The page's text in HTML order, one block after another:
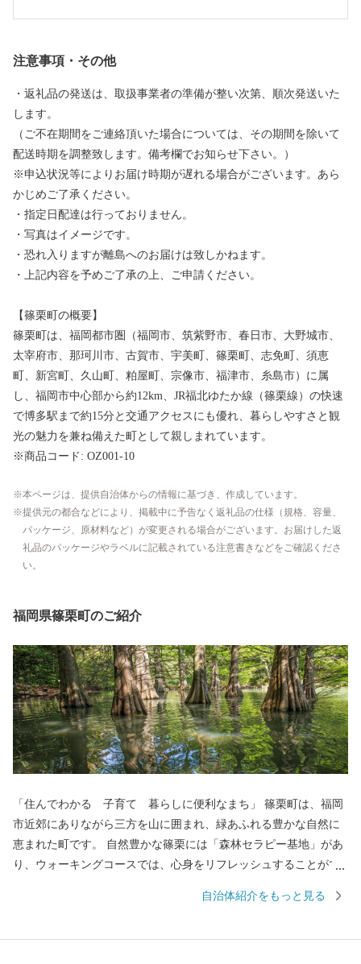
注意事項・その他
・返礼品の発送は、取扱事業者の準備が整い次第、順次発送いた
します。
（ご不在期間をご連絡頂いた場合については、その期間を除いて
配送時期を調整致します。備考欄でお知らせ下さい。）
※申込状況等によりお届け時期が遅れる場合がございます。あら
かじめご了承ください。
・指定日配達は行っておりません。
・写真はイメージです。
・恐れ入りますが離島へのお届けは致しかねます。
・上記内容を予めご了承の上、ご申請ください。
【篠栗町の概要】
篠栗町は、福岡都市圏（福岡市、筑紫野市、春日市、大野城市、
太宰府市、那珂川市、古賀市、宇美町、篠栗町、志免町、須恵
町、新宮町、久山町、粕屋町、宗像市、福津市、糸島市）に属
し、福岡市中心部から約12km、JR福北ゆたか線（篠栗線）の快速
で博多駅まで約15分と交通アクセスにも優れ、暮らしやすさと観
光の魅力を兼ね備えた町として親しまれています。
※商品コード: OZ001-10
本ページは、提供自治体からの情報に基づき、作成しています。
提供元の都合などにより、掲載中に予告なく返礼品の仕様（規格、容量、
パッケージ、原材料など）が変更される場合がございます。お届けした返
礼品のパッケージやラベルに記載されている注意書きなどをご確認くださ
い。
福岡県篠栗町のご紹介
「住んでわかる 子育て 暮らしに便利なまち」 篠栗町は、福岡
市近郊にありながら三方を山に囲まれ、緑あふれる豊かな自然に
恵まれた町です。 自然豊かな篠栗には「森林セラピー基地」があ
り、ウォーキングコースでは、心身をリフレッシュすることがで
の二又｣や｢大和の大杉｣などの巨樹・巨木が点在する大和の森に、
自治体紹介をもっと見る